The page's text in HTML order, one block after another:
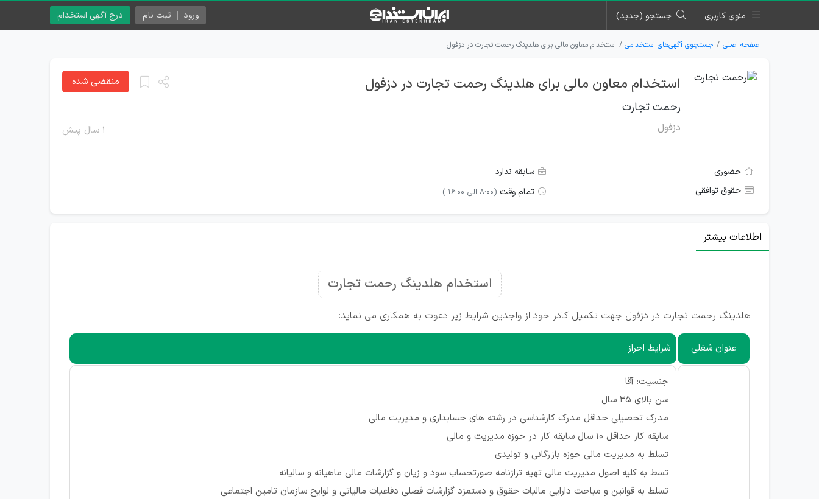
منوی کاربری جستجو (جدید) درج آگهی استخدام ورود ثبت نام
صفحه اصلی جستجوی آگهی‌های استخدامی استخدام معاون مالی برای هلدینگ رحمت تجارت در دزفول
استخدام معاون مالی برای هلدینگ رحمت تجارت در دزفول
رحمت تجارت
دزفول ۱ سال پیش
منقضی شده
حضوری
سابقه ندارد
حقوق توافقی
تمام وقت (8:00 الى 16:00 )
اطلاعات بیشتر
استخدام هلدینگ رحمت تجارت
هلدینگ رحمت تجارت در دزفول جهت تکمیل کادر خود از واجدین شرایط زیر دعوت به همکاری می نماید:
عنوان شغلی شرایط احراز
جنسیت: آقا
سن بالای ۳۵ سال
مدرک تحصیلی حداقل مدرک کارشناسی در رشته های حسابداری و مدیریت مالی
سابقه کار حداقل ۱۰ سال سابقه کار در حوزه مدیریت و مالی
تسلط به مدیریت مالی حوزه بازرگانی و تولیدی
تسط به کلیه اصول مدیریت مالی تهیه ترازنامه صورتحساب سود و زیان و گزارشات مالی ماهیانه و سالیانه
تسلط به قوانین و مباحث دارایی مالیات حقوق و دستمزد گزارشات فصلی دفاعیات مالیاتی و لوایح سازمان تامین اجتماعی